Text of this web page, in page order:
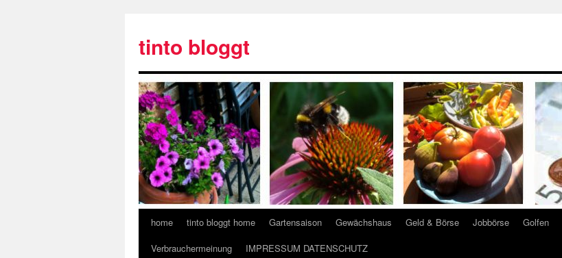
tinto bloggt
home tinto bloggt home Gartensaison Gewächshaus Geld & Börse Jobbörse Golfen
Verbrauchermeinung
IMPRESSUM DATENSCHUTZ